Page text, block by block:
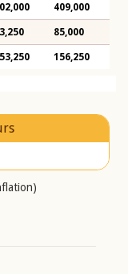
409,000
85,000
156,250